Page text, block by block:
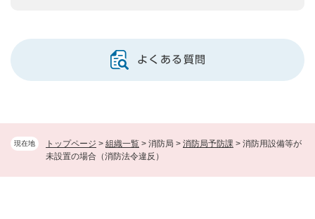
現在地 トップページ > 組織一覧 > 消防局 > 消防局予防課 > 消防用設備等が
未設置の場合（消防法令違反）
よくある質問